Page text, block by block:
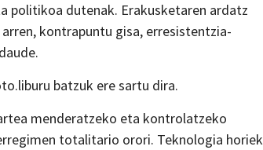
politikoa dutenak. Erakusketaren ardatz
kontrapuntu gisa, erresistentzia-
batzuk ere sartu dira.
menderatzeko eta kontrolatzeko
totalitario orori. Teknologia horiek